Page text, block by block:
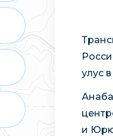
улус
и